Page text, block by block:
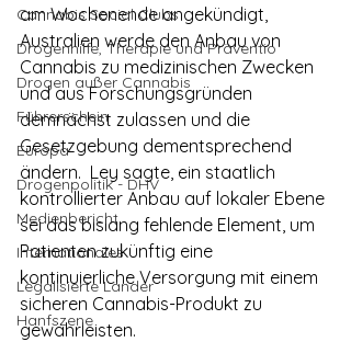
Cannabis Social Clubs
Drogenhilfe, Therapie und Präventio
Drogen außer Cannabis
Führerschein
Europa
Drogenpolitik - DHV
Medienbericht
Internationales
Legalisierte Länder
Hanfszene
am Wochenende angekündigt,
Australien werde den Anbau von
Cannabis zu medizinischen Zwecken
und aus Forschungsgründen
demnächst zulassen und die
Gesetzgebung dementsprechend
ändern.  Ley sagte, ein staatlich
kontrollierter Anbau auf lokaler Ebene
sei das bislang fehlende Element, um
Patienten zukünftig eine
kontinuierliche Versorgung mit einem
sicheren Cannabis-Produkt zu
gewährleisten.